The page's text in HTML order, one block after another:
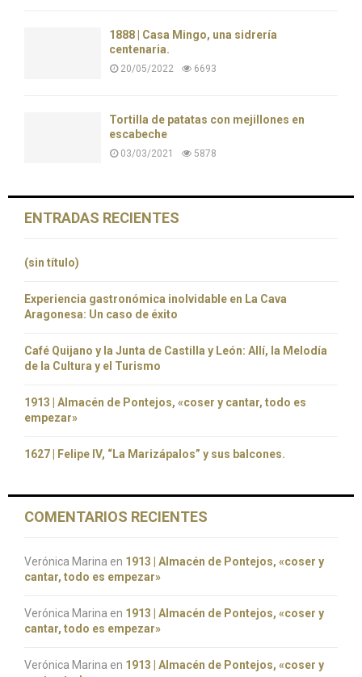
1888 | Casa Mingo, una sidrería
centenaria.
20/05/2022 6693
Tortilla de patatas con mejillones en
escabeche
03/03/2021 5878
ENTRADAS RECIENTES
(sin título)
Experiencia gastronómica inolvidable en La Cava
Aragonesa: Un caso de éxito
Café Quijano y la Junta de Castilla y León: Allí, la Melodía
de la Cultura y el Turismo
1913 | Almacén de Pontejos, «coser y cantar, todo es
empezar»
1627 | Felipe IV, “La Marizápalos” y sus balcones.
COMENTARIOS RECIENTES
Verónica Marina en 1913 | Almacén de Pontejos, «coser y
cantar, todo es empezar»
Verónica Marina en 1913 | Almacén de Pontejos, «coser y
cantar, todo es empezar»
Verónica Marina en 1913 | Almacén de Pontejos, «coser y